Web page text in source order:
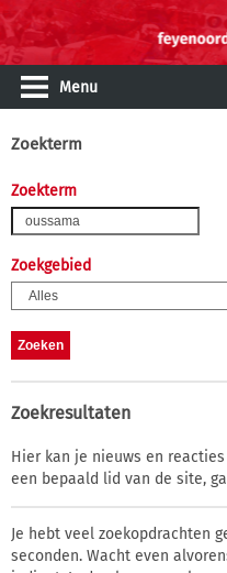
Menu
Zoekterm
Zoekterm
Zoekgebied
Zoekresultaten
Hier kan je nieuws en
een bepaald lid van de site,
Je hebt veel zoekopdrachten
seconden. Wacht even